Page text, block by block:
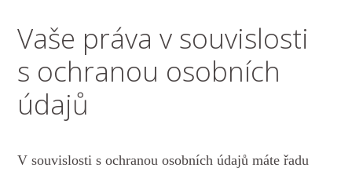
Vaše práva v souvislosti
s ochranou osobních
údajů
V souvislosti s ochranou osobních údajů máte řadu